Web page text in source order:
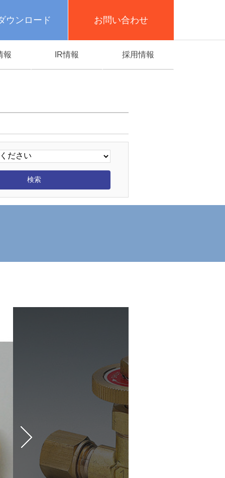
ウンロード お問い合わせ
報 IR情報 採用情報